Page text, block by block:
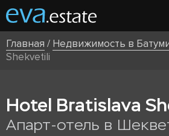
Главная / Недвижимость в
Shekvetili
Hotel Bratislava
Апарт-отель в